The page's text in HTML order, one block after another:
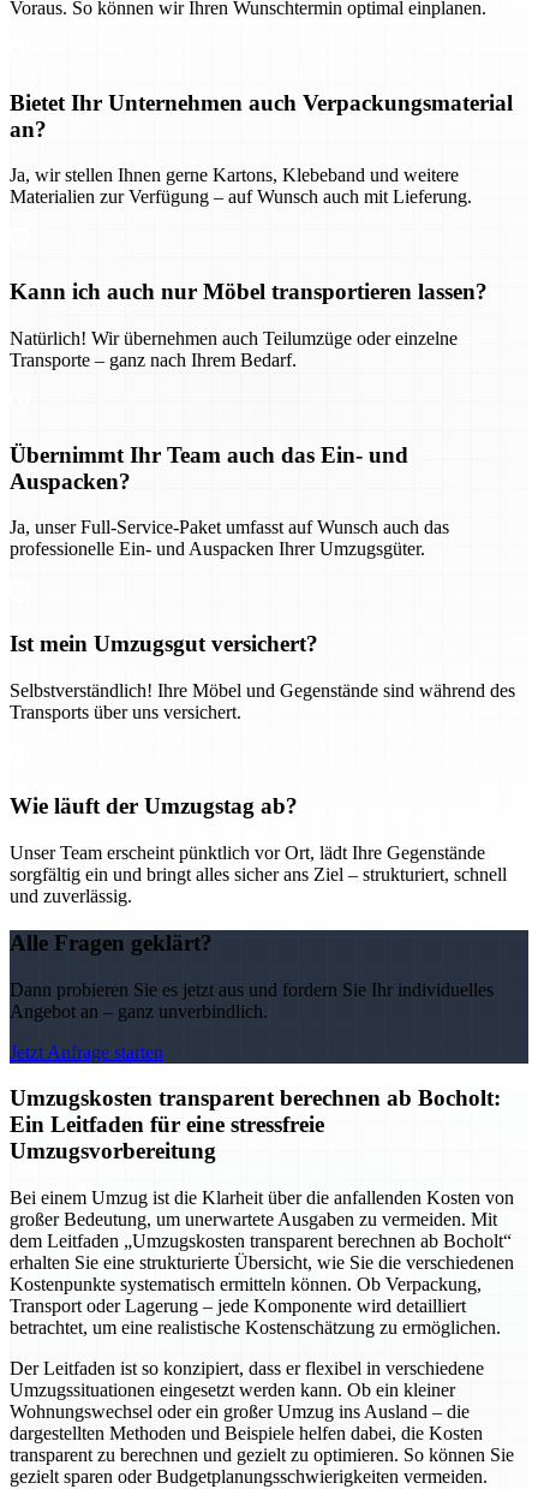
Voraus. So können wir Ihren Wunschtermin optimal einplanen.
Bietet Ihr Unternehmen auch Verpackungsmaterial
an?
Ja, wir stellen Ihnen gerne Kartons, Klebeband und weitere
Materialien zur Verfügung – auf Wunsch auch mit Lieferung.
Kann ich auch nur Möbel transportieren lassen?
Natürlich! Wir übernehmen auch Teilumzüge oder einzelne
Transporte – ganz nach Ihrem Bedarf.
Übernimmt Ihr Team auch das Ein- und
Auspacken?
Ja, unser Full-Service-Paket umfasst auf Wunsch auch das
professionelle Ein- und Auspacken Ihrer Umzugsgüter.
Ist mein Umzugsgut versichert?
Selbstverständlich! Ihre Möbel und Gegenstände sind während des
Transports über uns versichert.
Wie läuft der Umzugstag ab?
Unser Team erscheint pünktlich vor Ort, lädt Ihre Gegenstände
sorgfältig ein und bringt alles sicher ans Ziel – strukturiert, schnell
und zuverlässig.
Alle Fragen geklärt?
Dann probieren Sie es jetzt aus und fordern Sie Ihr individuelles
Angebot an – ganz unverbindlich.
Jetzt Anfrage starten
Umzugskosten transparent berechnen ab Bocholt:
Ein Leitfaden für eine stressfreie
Umzugsvorbereitung
Bei einem Umzug ist die Klarheit über die anfallenden Kosten von
großer Bedeutung, um unerwartete Ausgaben zu vermeiden. Mit
dem Leitfaden „Umzugskosten transparent berechnen ab Bocholt“
erhalten Sie eine strukturierte Übersicht, wie Sie die verschiedenen
Kostenpunkte systematisch ermitteln können. Ob Verpackung,
Transport oder Lagerung – jede Komponente wird detailliert
betrachtet, um eine realistische Kostenschätzung zu ermöglichen.
Der Leitfaden ist so konzipiert, dass er flexibel in verschiedene
Umzugssituationen eingesetzt werden kann. Ob ein kleiner
Wohnungswechsel oder ein großer Umzug ins Ausland – die
dargestellten Methoden und Beispiele helfen dabei, die Kosten
transparent zu berechnen und gezielt zu optimieren. So können Sie
gezielt sparen oder Budgetplanungsschwierigkeiten vermeiden.